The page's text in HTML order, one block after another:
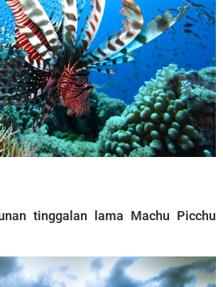
tinggalan lama Machu Picchu